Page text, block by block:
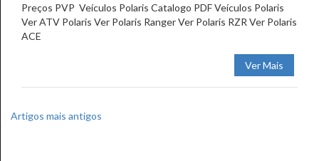
Preços PVP Veículos Polaris Catalogo PDF Veículos Polaris
Ver ATV Polaris Ver Polaris Ranger Ver Polaris RZR Ver Polaris
ACE
Ver Mais
Navegação
Artigos mais antigos